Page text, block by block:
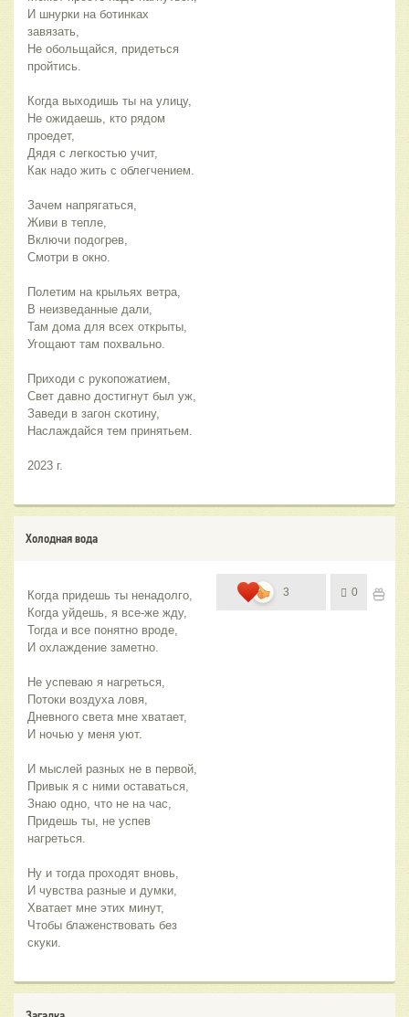
И шнурки на ботинках
завязать,
Не обольщайся, придеться
пройтись.
Когда выходишь ты на улицу,
Не ожидаешь, кто рядом
проедет,
Дядя с легкостью учит,
Как надо жить с облегчением.
Зачем напрягаться,
Живи в тепле,
Включи подогрев,
Смотри в окно.
Полетим на крыльях ветра,
В неизведанные дали,
Там дома для всех открыты,
Угощают там похвально.
Приходи с рукопожатием,
Свет давно достигнут был уж,
Заведи в загон скотину,
Наслаждайся тем принятьем.
2023 г.
Холодная вода
Когда придешь ты ненадолго,
Когда уйдешь, я все-же жду,
Тогда и все понятно вроде,
И охлаждение заметно.
Не успеваю я нагреться,
Потоки воздуха ловя,
Дневного света мне хватает,
И ночью у меня уют.
И мыслей разных не в первой,
Привык я с ними оставаться,
Знаю одно, что не на час,
Придешь ты, не успев
нагреться.
Ну и тогда проходят вновь,
И чувства разные и думки,
Хватает мне этих минут,
Чтобы блаженствовать без
скуки.
3 0